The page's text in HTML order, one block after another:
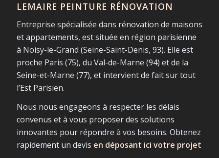
LEMAIRE PEINTURE RÉNOVATION
Entreprise spécialisée dans rénovation de maisons
et appartements, est située en région parisienne
à Noisy-le-Grand (Seine-Saint-Denis, 93). Elle est
proche Paris (75), du Val-de-Marne (94) et de la
Seine-et-Marne (77), et intervient de fait sur tout
l’Est Parisien.
Nous nous engageons à respecter les délais
convenus et à vous proposer des solutions
innovantes pour répondre à vos besoins. Obtenez
rapidement un devis en déposant ici votre projet